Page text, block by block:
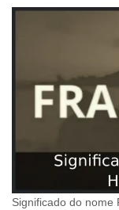
Significado do nome